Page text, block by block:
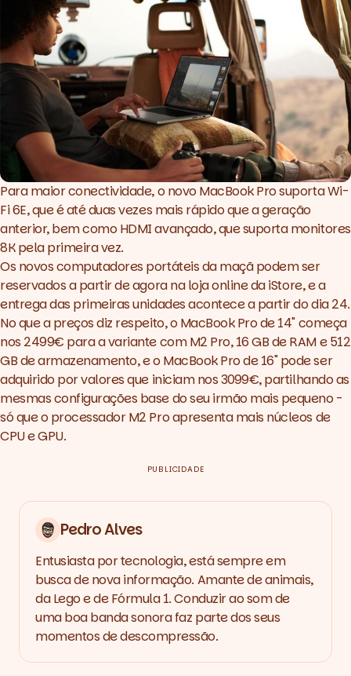
Para maior conectividade, o novo MacBook Pro suporta Wi-
Fi 6E, que é até duas vezes mais rápido que a geração
anterior, bem como HDMI avançado, que suporta monitores
8K pela primeira vez.
Os novos computadores portáteis da maçã podem ser
reservados a partir de agorana loja online da iStore, e a
entrega das primeiras unidades acontece a partir do dia 24.
No que a preços diz respeito, o MacBook Pro de 14" começa
nos 2499€ para a variante com M2 Pro, 16 GB de RAM e 512
GB de armazenamento, e o MacBook Pro de 16" pode ser
adquirido por valores que iniciam nos 3099€, partilhando as
mesmas configurações base do seu irmão mais pequeno -
só que o processador M2 Pro apresenta mais núcleos de
CPU e GPU.
PUBLICIDADE
Pedro Alves
Entusiasta por tecnologia, está sempre em
busca de nova informação. Amante de animais,
da Lego e de Fórmula 1. Conduzir ao som de
uma boa banda sonora faz parte dos seus
momentos de descompressão.